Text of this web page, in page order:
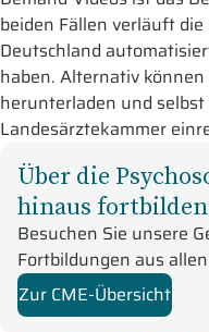
beiden Fällen verläuft
Deutschland
haben. Alternativ
herunterladen und
Landesärztekammer
Über die
hinaus
Besuchen Sie unsere
Fortbildungen aus
Zur CME-Übersicht